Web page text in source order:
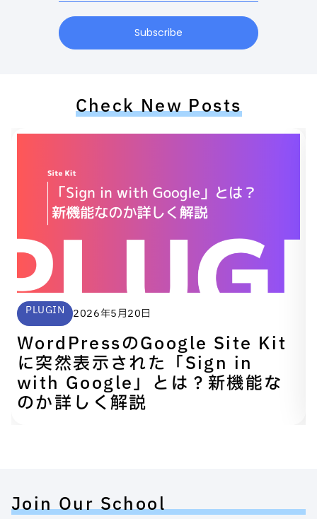
Subscribe
Check New Posts
PLUGIN 2026年5月20日
WordPressのGoogle Site Kit
に突然表示された「Sign in
with Google」とは？新機能な
のか詳しく解説
Join Our School